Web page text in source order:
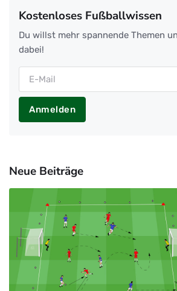
Kostenloses Fußballwissen
Du willst mehr spannende Themen
dabei!
Anmelden
Neue Beiträge